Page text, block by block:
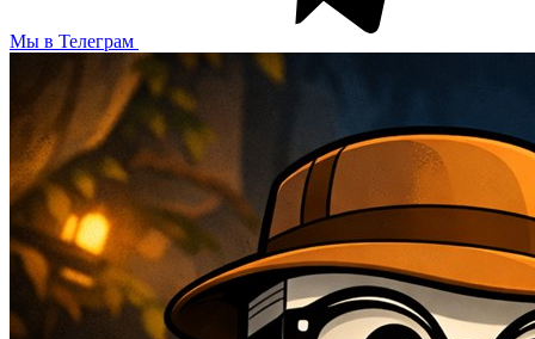
Мы в Телеграм